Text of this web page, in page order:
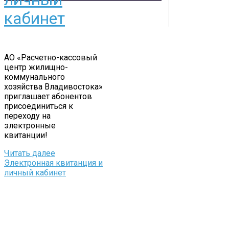
Владивостока
Партнерам
Полезная информация
кабинет
АО «Расчетно-кассовый
центр жилищно-
коммунального
хозяйства Владивостока»
приглашает абонентов
присоединиться к
переходу на
электронные
квитанции!
Читать далее
Электронная квитанция и
личный кабинет